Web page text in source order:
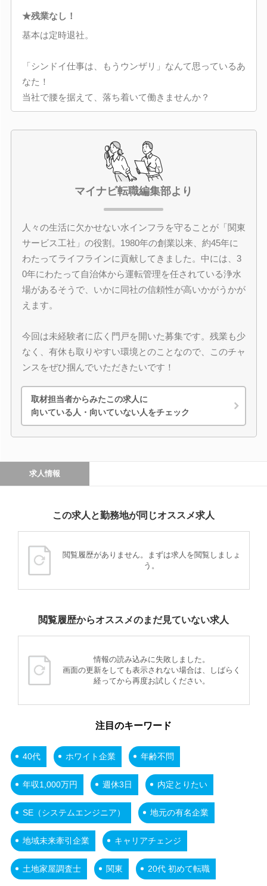
★残業なし！
基本は定時退社。
「シンドイ仕事は、もうウンザリ」なんて思っているあ
なた！
当社で腰を据えて、落ち着いて働きませんか？
マイナビ転職編集部より
人々の生活に欠かせない水インフラを守ることが「関東
サービス工社」の役割。1980年の創業以来、約45年に
わたってライフラインに貢献してきました。中には、3
0年にわたって自治体から運転管理を任されている浄水
場があるそうで、いかに同社の信頼性が高いかがうかが
えます。
今回は未経験者に広く門戸を開いた募集です。残業も少
なく、有休も取りやすい環境とのことなので、このチャ
ンスをぜひ掴んでいただきたいです！
取材担当者からみたこの求人に
向いている人・向いていない人をチェック
求人情報
この求人と勤務地が同じオススメ求人
閲覧履歴がありません。まずは求人を閲覧しましょ
う。
閲覧履歴からオススメのまだ見ていない求人
情報の読み込みに失敗しました。
画面の更新をしても表示されない場合は、しばらく
経ってから再度お試しください。
注目のキーワード
40代 ホワイト企業 年齢不問
年収1,000万円 週休3日 内定とりたい
SE（システムエンジニア） 地元の有名企業
地域未来牽引企業 キャリアチェンジ
土地家屋調査士 関東 20代 初めて転職